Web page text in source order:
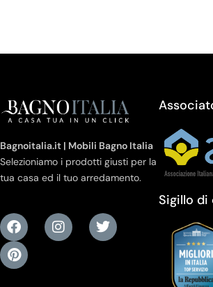
Bagnoitalia.it | Mobili Bagno Italia
Selezioniamo i prodotti giusti per la
tua casa ed il tuo arredamento.
Sigillo di